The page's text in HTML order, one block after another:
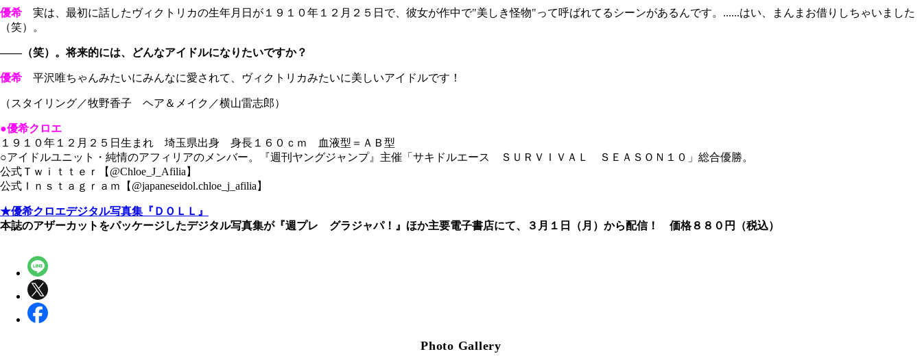
優希 実は、最初に話したヴィクトリカの生年月日が１９１０年１２月２５日で、彼女が作中で"美しき怪物"って呼ばれてるシーンがあるんです。......はい、まんまお借りしちゃいました
（笑）。
――（笑）。将来的には、どんなアイドルになりたいですか？
優希 平沢唯ちゃんみたいにみんなに愛されて、ヴィクトリカみたいに美しいアイドルです！
（スタイリング／牧野香子 ヘア＆メイク／横山雷志郎）
●優希クロエ
１９１０年１２月２５日生まれ 埼玉県出身 身長１６０ｃｍ 血液型＝ＡＢ型
○アイドルユニット・純情のアフィリアのメンバー。『週刊ヤングジャンプ』主催「サキドルエース ＳＵＲＶＩＶＡＬ ＳＥＡＳＯＮ１０」総合優勝。
公式Ｔｗｉｔｔｅｒ【@Chloe_J_Afilia】
公式Ｉｎｓｔａｇｒａｍ【@japaneseidol.chloe_j_afilia】
★優希クロエデジタル写真集『ＤＯＬＬ』
本誌のアザーカットをパッケージしたデジタル写真集が『週プレ グラジャパ！』ほか主要電子書店にて、３月１日（月）から配信！ 価格８８０円（税込）
Photo Gallery